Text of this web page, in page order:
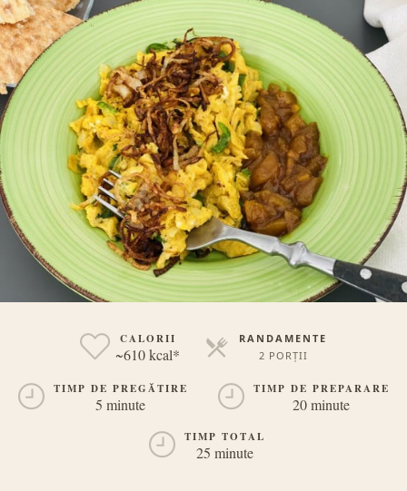
CALORII
~610 kcal*
RANDAMENTE
2 PORȚII
TIMP DE PREGĂTIRE
5 minute
TIMP DE PREPARARE
20 minute
TIMP TOTAL
25 minute